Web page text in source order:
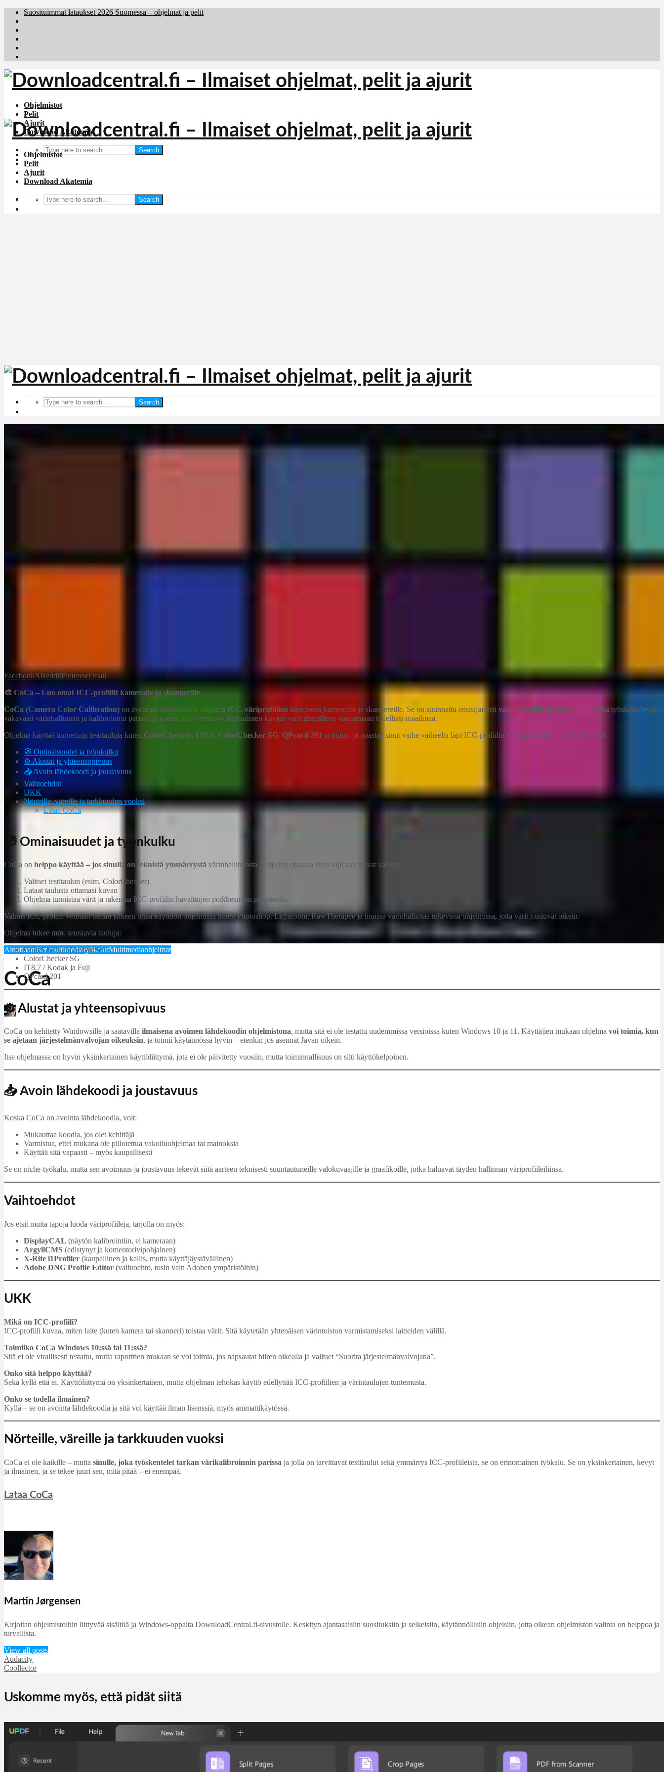
Suosituimmat lataukset 2026 Suomessa – ohjelmat ja pelit
Ohjelmistot
Pelit
Ajurit
Download Akatemia
Search
Ohjelmistot
Pelit
Ajurit
Download Akatemia
Search
Search
Ainutlaatuiset multimediatyökalutMultimediaohjelmat
CoCa
Martin Jørgensen
FacebookXRedditPinterestEmail
🎨 CoCa – Luo omat ICC-profiilit kameralle ja skannerille.
CoCa (Camera Color Calibration) on avoimen lähdekoodin ohjelma ICC-väriprofiilien luomiseen kameroille ja skannereille. Se on suunnattu ensisijaisesti valokuvaajille ja teknikoille, jotka työskentelevät
vakavasti värinhallinnan ja kalibroinnin parissa ja joiden on sovitettava digitaalisten kuvien värit täsmälleen vastaamaan todellista maailmaa.
Ohjelma käyttää tunnettuja testitauluja kuten ColorChecker, IT8.7, ColorChecker SG, QPcard 201 ja muita, ja opastaa sinut vaihe vaiheelta läpi ICC-profiilin rakentamisen teknisen prosessin.
🧭 Ominaisuudet ja työnkulku
⚙️ Alustat ja yhteensopivuus
📥 Avoin lähdekoodi ja joustavuus
Vaihtoehdot
UKK
Nörteille, väreille ja tarkkuuden vuoksi
Lataa CoCa
🧭 Ominaisuudet ja työnkulku
CoCa on helppo käyttää – jos sinulla on teknistä ymmärrystä värinhallinnasta. Ohjelma opastaa sinut läpi tarvittavat vaiheet:
Valitset testitaulun (esim. ColorChecker)
Lataat taulusta ottamasi kuvan
Ohjelma tunnistaa värit ja rakentaa ICC-profiilin havaittujen poikkeamien perusteella
Valmis ICC-profiili voidaan tämän jälkeen ottaa käyttöön ohjelmissa kuten Photoshop, Lightroom, RawTherapee ja muissa värinhallintaa tukevissa ohjelmissa, jotta värit toistuvat oikein.
Ohjelma tukee mm. seuraavia tauluja:
ColorChecker (24 patches)
ColorChecker SG
IT8.7 / Kodak ja Fuji
QPcard 201
⚙️ Alustat ja yhteensopivuus
CoCa on kehitetty Windowsille ja saatavilla ilmaisena avoimen lähdekoodin ohjelmistona, mutta sitä ei ole testattu uudemmissa versioissa kuten Windows 10 ja 11. Käyttäjien mukaan ohjelma voi toimia, kun
se ajetaan järjestelmänvalvojan oikeuksin, ja toimii käytännössä hyvin – etenkin jos asennat Javan oikein.
Itse ohjelmassa on hyvin yksinkertainen käyttöliittymä, jota ei ole päivitetty vuosiin, mutta toiminnallisuus on silti käyttökelpoinen.
📥 Avoin lähdekoodi ja joustavuus
Koska CoCa on avointa lähdekoodia, voit:
Mukauttaa koodia, jos olet kehittäjä
Varmistua, ettei mukana ole piilotettua vakoiluohjelmaa tai mainoksia
Käyttää sitä vapaasti – myös kaupallisesti
Se on niche-työkalu, mutta sen avoimuus ja joustavuus tekevät siitä aarteen teknisesti suuntautuneille valokuvaajille ja graafikoille, jotka haluavat täyden hallinnan väriprofiileihinsa.
Vaihtoehdot
Jos etsit muita tapoja luoda väriprofiileja, tarjolla on myös:
DisplayCAL (näytön kalibrointiin, ei kameraan)
ArgyllCMS (edistynyt ja komentorivipohjainen)
X-Rite i1Profiler (kaupallinen ja kallis, mutta käyttäjäystävällinen)
Adobe DNG Profile Editor (vaihtoehto, tosin vain Adoben ympäristöihin)
UKK
Mikä on ICC-profiili?
ICC-profiili kuvaa, miten laite (kuten kamera tai skanneri) toistaa värit. Sitä käytetään yhtenäisen värintoiston varmistamiseksi laitteiden välillä.
Toimiiko CoCa Windows 10:ssä tai 11:ssä?
Sitä ei ole virallisesti testattu, mutta raporttien mukaan se voi toimia, jos napsautat hiiren oikealla ja valitset “Suorita järjestelmänvalvojana”.
Onko sitä helppo käyttää?
Sekä kyllä että ei. Käyttöliittymä on yksinkertainen, mutta ohjelman tehokas käyttö edellyttää ICC-profiilien ja värintaulujen tuntemusta.
Onko se todella ilmainen?
Kyllä – se on avointa lähdekoodia ja sitä voi käyttää ilman lisenssiä, myös ammattikäytössä.
Nörteille, väreille ja tarkkuuden vuoksi
CoCa ei ole kaikille – mutta sinulle, joka työskentelet tarkan värikalibroinnin parissa ja jolla on tarvittavat testitaulut sekä ymmärrys ICC-profiileista, se on erinomainen työkalu. Se on yksinkertainen, kevyt
ja ilmainen, ja se tekee juuri sen, mitä pitää – ei enempää.
Lataa CoCa
Martin Jørgensen
Kirjoitan ohjelmistoihin liittyvää sisältöä ja Windows-oppaita DownloadCentral.fi-sivustolle. Keskityn ajantasaisiin suosituksiin ja selkeisiin, käytännöllisiin ohjeisiin, jotta oikean ohjelmiston valinta on helppoa ja
turvallista.
View all posts
Audacity
Coollector
Uskomme myös, että pidät siitä